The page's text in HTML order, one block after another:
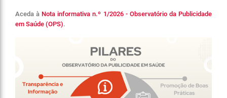
Aceda à Nota informativa n.º 1/2026 - Observatório da Publicidade
em Saúde (OPS).